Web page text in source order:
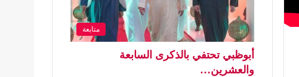
متابعة
أبوظبي تحتفي بالذكرى السابعة
والعشرين…